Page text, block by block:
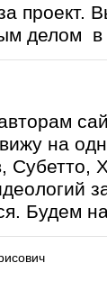
проект.
делом в
на
Субетто,
Будем